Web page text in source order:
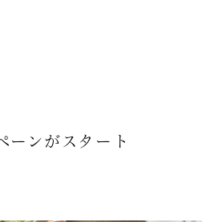
ーンがスタート